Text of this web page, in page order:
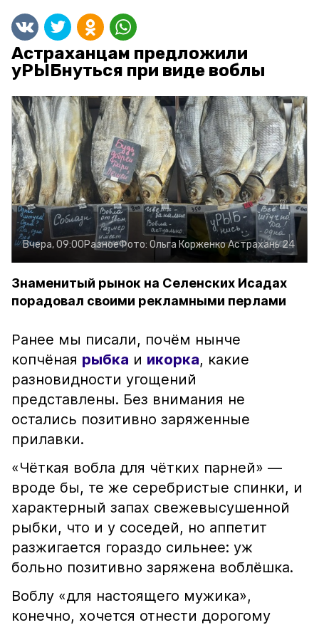
Астраханцам предложили
уРЫБнуться при виде воблы
Вчера, 09:00РазноеФото: Ольга КорженкоАстрахань 24
Знаменитый рынок на Селенских Исадах
порадовал своими рекламными перлами
Ранее мы писали, почём нынче
копчёная рыбка и икорка, какие
разновидности угощений
представлены. Без внимания не
остались позитивно заряженные
прилавки.
«Чёткая вобла для чётких парней» —
вроде бы, те же серебристые спинки, и
характерный запах свежевысушенной
рыбки, что и у соседей, но аппетит
разжигается гораздо сильнее: уж
больно позитивно заряжена воблёшка.
Воблу «для настоящего мужика»,
конечно, хочется отнести дорогому